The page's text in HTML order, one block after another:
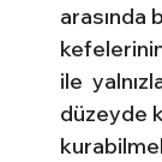
arasında
ile
düzeyde